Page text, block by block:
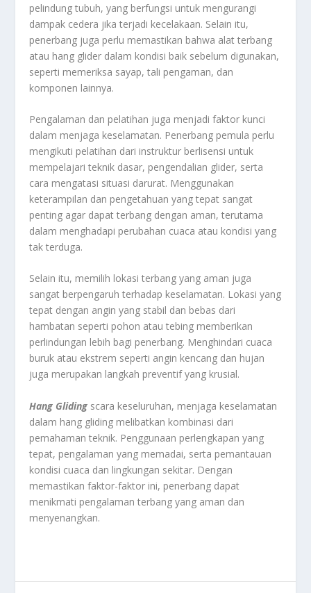
pelindung tubuh, yang berfungsi untuk mengurangi
dampak cedera jika terjadi kecelakaan. Selain itu,
penerbang juga perlu memastikan bahwa alat terbang
atau hang glider dalam kondisi baik sebelum digunakan,
seperti memeriksa sayap, tali pengaman, dan
komponen lainnya.
Pengalaman dan pelatihan juga menjadi faktor kunci
dalam menjaga keselamatan. Penerbang pemula perlu
mengikuti pelatihan dari instruktur berlisensi untuk
mempelajari teknik dasar, pengendalian glider, serta
cara mengatasi situasi darurat. Menggunakan
keterampilan dan pengetahuan yang tepat sangat
penting agar dapat terbang dengan aman, terutama
dalam menghadapi perubahan cuaca atau kondisi yang
tak terduga.
Selain itu, memilih lokasi terbang yang aman juga
sangat berpengaruh terhadap keselamatan. Lokasi yang
tepat dengan angin yang stabil dan bebas dari
hambatan seperti pohon atau tebing memberikan
perlindungan lebih bagi penerbang. Menghindari cuaca
buruk atau ekstrem seperti angin kencang dan hujan
juga merupakan langkah preventif yang krusial.
Hang Gliding scara keseluruhan, menjaga keselamatan
dalam hang gliding melibatkan kombinasi dari
pemahaman teknik. Penggunaan perlengkapan yang
tepat, pengalaman yang memadai, serta pemantauan
kondisi cuaca dan lingkungan sekitar. Dengan
memastikan faktor-faktor ini, penerbang dapat
menikmati pengalaman terbang yang aman dan
menyenangkan.